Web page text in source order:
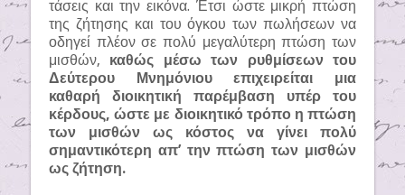
τάσεις και την εικόνα. Έτσι ώστε μικρή πτώση
της ζήτησης και του όγκου των πωλήσεων να
οδηγεί πλέον σε πολύ μεγαλύτερη πτώση των
μισθών, καθώς μέσω των ρυθμίσεων του
Δεύτερου Μνημόνιου επιχειρείται μια
καθαρή διοικητική παρέμβαση υπέρ του
κέρδους, ώστε με διοικητικό τρόπο η πτώση
των μισθών ως κόστος να γίνει πολύ
σημαντικότερη απ’ την πτώση των μισθών
ως ζήτηση.